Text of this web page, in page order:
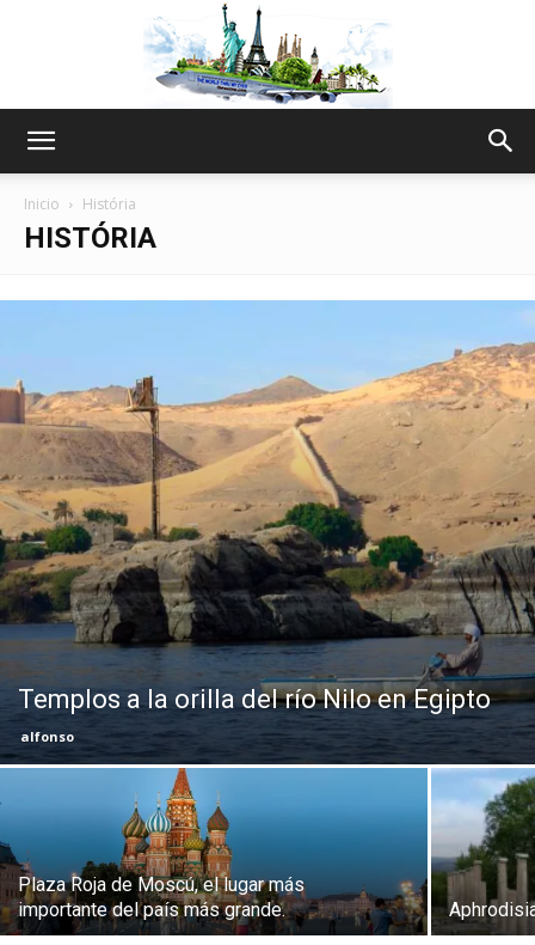
Thru
My
Eyes
Inicio História
HISTÓRIA
Templos a la orilla del río Nilo en Egipto
alfonso
Plaza Roja de Moscú, el lugar más
importante del país más grande.